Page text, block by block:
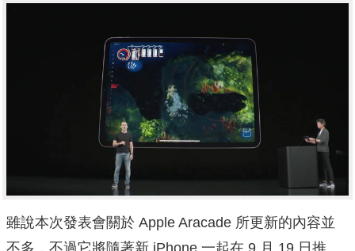
雖說本次發表會關於 Apple Aracade 所更新的內容並
不多，不過它將隨著新 iPhone 一起在 9 月 19 日推